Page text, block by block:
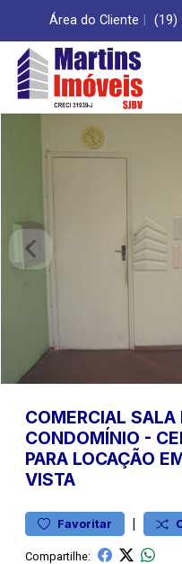
Área do Cliente (19)
COMERCIAL SALA
CONDOMÍNIO -
PARA LOCAÇÃO
VISTA
Favoritar |
Compartilhe: